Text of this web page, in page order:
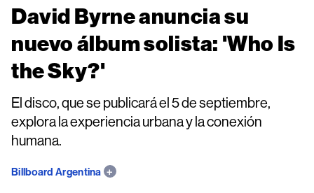
David Byrne anuncia su
nuevo álbum solista: 'Who Is
the Sky?'
El disco, que se publicará el 5 de septiembre,
explora la experiencia urbana y la conexión
humana.
Billboard Argentina